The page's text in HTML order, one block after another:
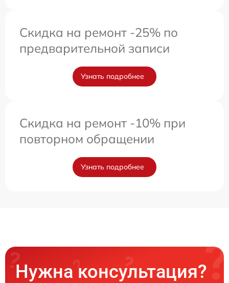
Скидка на ремонт -25% по
предварительной записи
Узнать подробнее
Скидка на ремонт -10% при
повторном обращении
Узнать подробнее
Нужна консультация?